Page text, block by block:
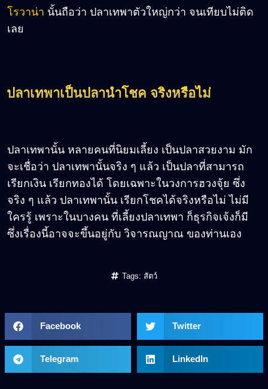
โรวาน่า นั้นถือว่า ปลาเทพาตัวใหญ่กว่า จนเทียบไม่ติด
เลย
ปลาเทพาเป็นปลานำโชค จริงหรือไม่
ปลาเทพานั้น หลายคนที่นิยมเลี้ยง เป็นปลาสวยงาม มัก
จะเชื่อว่า ปลาเทพานั้นจริง ๆ แล้ว เป็นปลาที่สามารถ
เรียกเงิน เรียกทองได้ โดยเฉพาะในวงการฮวงจุ้ย ซึ่ง
จริง ๆ แล้ว ปลาเทพานั้น เรียกโชคได้จริงหรือไม่ ไม่มี
ใครรู้ เพราะในบางคน ที่เลี้ยงปลาเทพา ก็ธุรกิจเจ้งก็มี
ซึ่งเรื่องนี้อาจจะขึ้นอยู่กับ วิจารณญาณ ของท่านเอง
Tags: สัตว์
Facebook Twitter
Telegram LinkedIn